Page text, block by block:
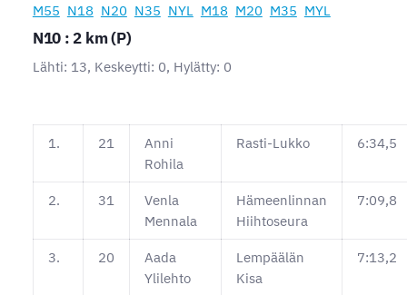
M55 N18 N20 N35 NYL M18 M20 M35 MYL
N10 : 2 km (P)
Lähti: 13, Keskeytti: 0, Hylätty: 0
1. 21
Anni
Rohila
Rasti-Lukko 6:34,5
2. 31
Venla
Mennala
Hämeenlinnan
Hiihtoseura
7:09,8
3. 20
Aada
Ylilehto
Lempäälän
Kisa
7:13,2